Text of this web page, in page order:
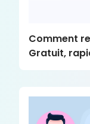
Comment
Gratuit,